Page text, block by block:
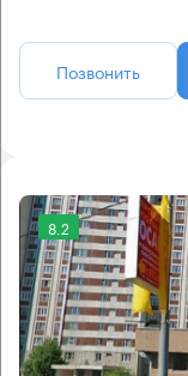
Позвонить
8.2